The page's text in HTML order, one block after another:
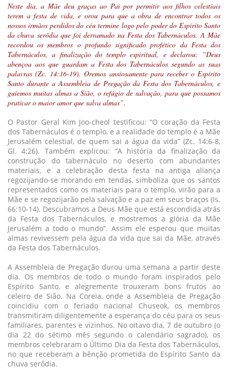
Neste dia, a Mãe deu graças ao Pai por permitir aos filhos celestiais
terem a festa de vida, e orou para que a obra de encontrar todos os
nossos irmãos perdidos do céu termine logo pelo poder do Espírito Santo
da chuva serôdia que foi derramado na Festa dos Tabernáculos. A Mãe
recordou os membros o profundo significado profético da Festa dos
Tabernáculos, a finalização do templo espiritual, e declarou: “Deus
abençoa aos que guardam a Festa dos Tabernáculos segundo as suas
palavras (Zc. 14:16-19). Oremos ansiosamente para receber o Espírito
Santo durante a Assembleia de Pregação da Festa dos Tabernáculos, e
guiemos muitas almas a Sião, o refúgio de salvação, para que possamos
praticar o maior amor que salva almas”.
O Pastor Geral Kim Joo-cheol testificou: “O coração da Festa
dos Tabernáculos é o templo, e a realidade do templo é a Mãe
Jerusalém celestial, de quem sai a água da vida” (Zc. 14:6-8,
Gl. 4:26). Também explicou: “A história da finalização da
construção do tabernáculo no deserto com abundantes
materiais, e a celebração desta festa na antiga aliança
regozijando-se morando em tendas, simboliza que os santos
representados como os materiais para o templo, virão para a
Mãe e se regozijarão pela salvação e a paz em seus braços (Is.
66:10-14). Descubramos a Deus Mãe que está escondida atrás
da Festa dos Tabernáculos, e mostremos a glória da Mãe
Jerusalém a todo o mundo”. Assim ele esperou que muitas
almas revivessem pela água da vida que sai da Mãe, através
da Festa dos Tabernáculos.
A Assembleia de Pregação durou uma semana a partir deste
dia. Os membros de todo o mundo foram inspirados pelo
Espírito Santo, e alegremente trouxeram bons frutos ao
celeiro de Sião. Na Coreia, onde a Assembleia de Pregação
coincidiu com o feriado nacional Chuseok, os membros
transmitiram diligentemente a esperança do céu para os seus
familiares, parentes e vizinhos. No oitavo dia, 7 de outubro (o
dia 22 do sétimo mês segundo o calendário sagrado), os
membros celebraram o Último Dia da Festa dos Tabernáculos,
no que receberam a bênção prometida do Espírito Santo da
chuva serôdia.